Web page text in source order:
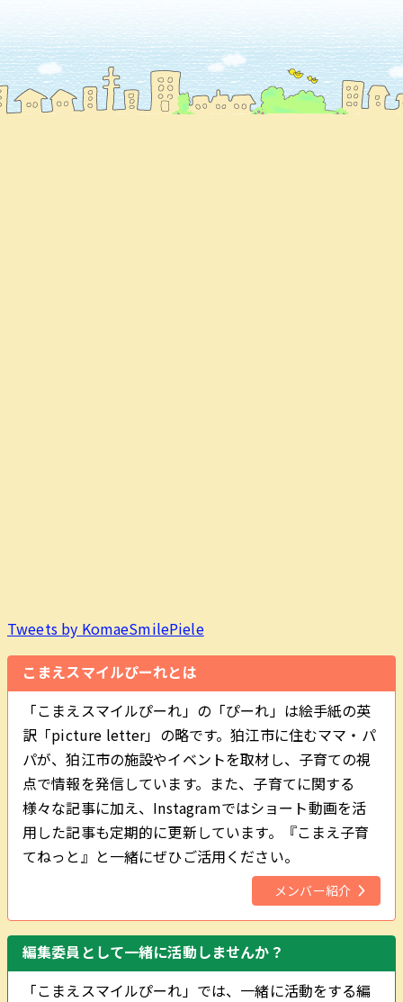
Tweets by KomaeSmilePiele
こまえスマイルぴーれとは
「こまえスマイルぴーれ」の「ぴーれ」は絵手紙の英
訳「picture letter」の略です。狛江市に住むママ・パ
パが、狛江市の施設やイベントを取材し、子育ての視
点で情報を発信しています。また、子育てに関する
様々な記事に加え、Instagramではショート動画を活
用した記事も定期的に更新しています。『こまえ子育
てねっと』と一緒にぜひご活用ください。
メンバー紹介
編集委員として一緒に活動しませんか？
「こまえスマイルぴーれ」では、一緒に活動をする編